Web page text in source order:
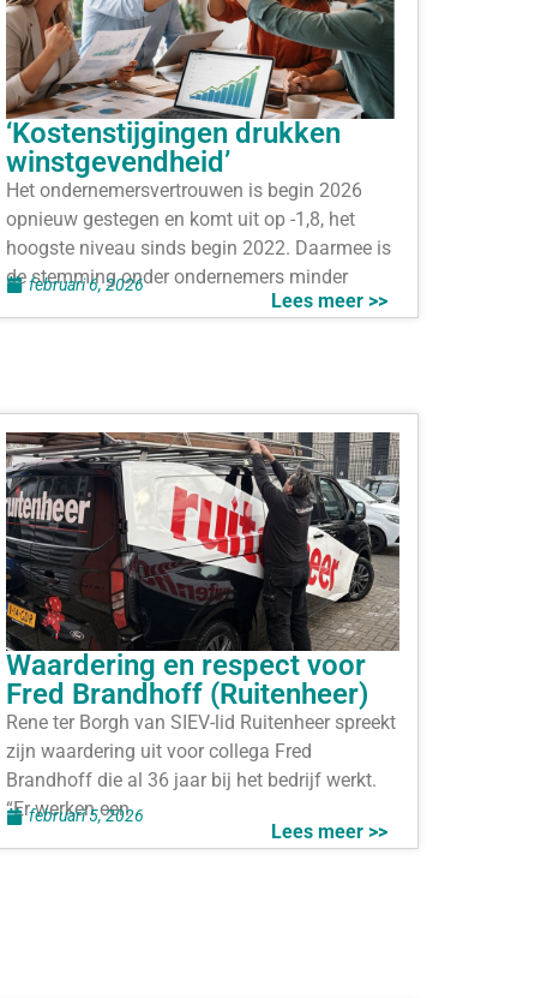
‘Kostenstijgingen drukken
winstgevendheid’
Het ondernemersvertrouwen is begin 2026
opnieuw gestegen en komt uit op -1,8, het
hoogste niveau sinds begin 2022. Daarmee is
de stemming onder ondernemers minder
Lees meer >>
februari 6, 2026
Waardering en respect voor
Fred Brandhoff (Ruitenheer)
Rene ter Borgh van SIEV-lid Ruitenheer spreekt
zijn waardering uit voor collega Fred
Brandhoff die al 36 jaar bij het bedrijf werkt.
“Er werken een
Lees meer >>
februari 5, 2026